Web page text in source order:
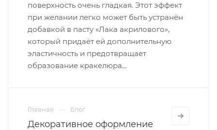
поверхность очень гладкая. Этот эффект
при желании легко может быть устранён
добавкой в пасту «Лака акрилового»,
который придаёт ей дополнительную
эластичность и предотвращает
образование кракелюра...
Главная Блог
Декоративное оформление